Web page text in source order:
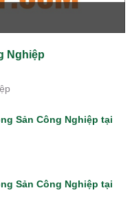
Nghiệp
Sản Công Nghiệp tại
Sản Công Nghiệp tại